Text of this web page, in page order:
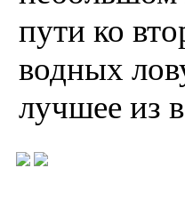
пути ко
водных
лучшее из